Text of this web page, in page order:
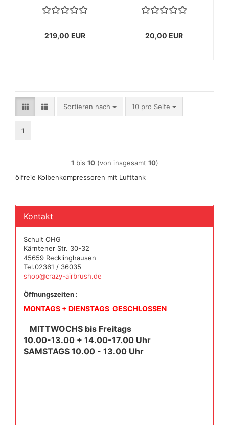
219,00 EUR 20,00 EUR
Sortieren nach
Sortieren nach 10 pro Seite
pro Seite
1
1 bis 10(von insgesamt 10)
ölfreie Kolbenkompressoren mit Lufttank
Kontakt
Schult OHG
Kärntener Str. 30-32
45659 Recklinghausen
Tel.02361 / 36035
shop@crazy-airbrush.de
Öffnungszeiten :
MONTAGS + DIENSTAGS GESCHLOSSEN
MITTWOCHS bis Freitags
10.00-13.00 + 14.00-17.00 Uhr
SAMSTAGS 10.00 - 13.00 Uhr